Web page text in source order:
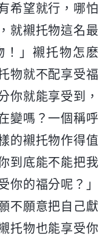
希望就行，哪怕
就襯托物這名最
！」襯托物怎麽
物就不配享受福
你就能享受到，
變嗎？一個稱呼
的襯托物作得值
到底能不能把我
你的福分呢？」
不願意把自己獻
托物也能享受你